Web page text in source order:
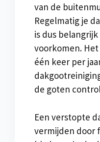
van de
Regelmatig je
is dus
voorkomen.
één keer per
de goten
Een verstopte
vermijden door